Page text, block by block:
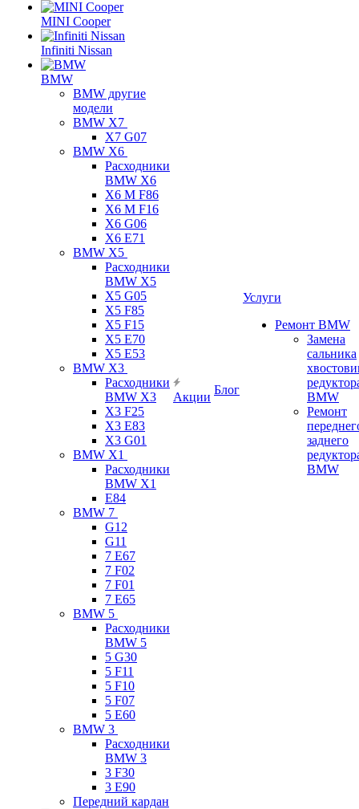
MINI Cooper
Infiniti Nissan
BMW
BMW другие
модели
BMW X7
X7 G07
BMW X6
Расходники
BMW X6
X6 M F86
X6 M F16
X6 G06
X6 E71
BMW X5
Расходники
BMW X5
X5 G05
X5 F85
X5 F15
X5 E70
X5 E53
BMW X3
Расходники
BMW X3
X3 F25
X3 E83
X3 G01
BMW X1
Расходники
BMW X1
E84
BMW 7
G12
G11
7 Е67
7 F02
7 F01
7 E65
BMW 5
Расходники
BMW 5
5 G30
5 F11
5 F10
5 F07
5 E60
BMW 3
Расходники
BMW 3
3 F30
3 E90
Передний кардан
Акции
Блог
Услуги
Ремонт BMW
Замена
сальника
BMW
Ремонт
заднего
BMW